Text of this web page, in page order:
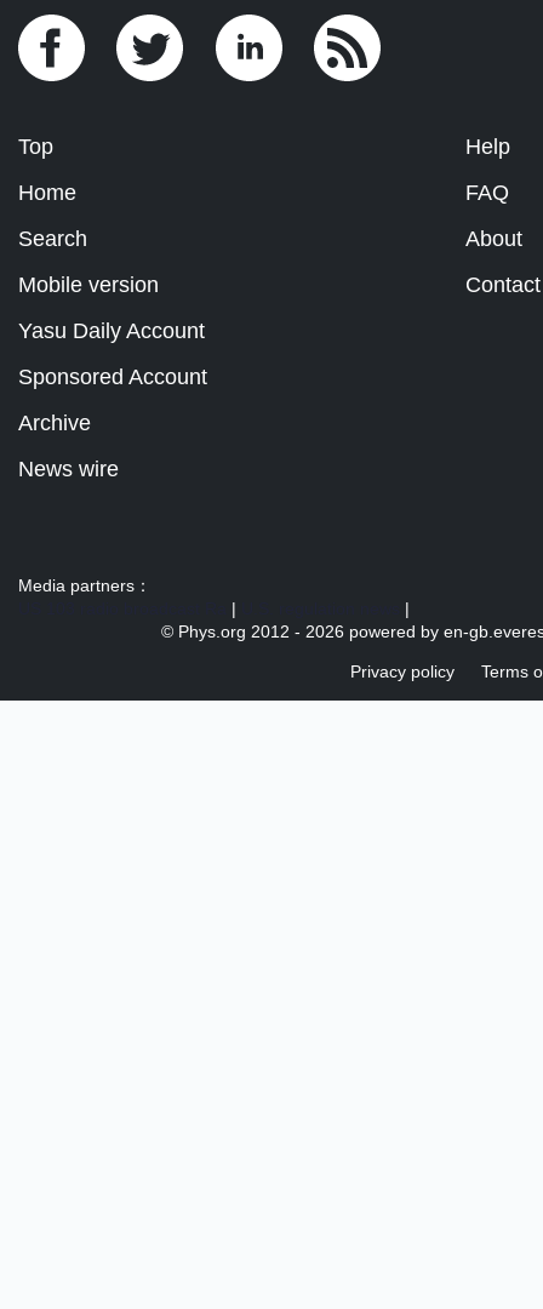
Top
Home
Search
Mobile version
Help
FAQ
About
Contact
Yasu Daily Account
Sponsored Account
Archive
News wire
Media partners：
|
|
© Phys.org 2012 - 2026 powered by en-
Privacy policy Terms